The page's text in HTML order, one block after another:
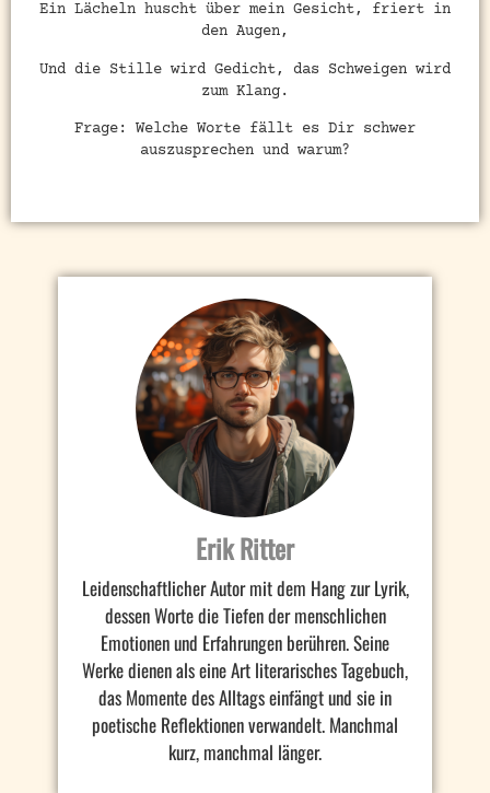
Ein Lächeln huscht über mein Gesicht, friert in
den Augen,
Und die Stille wird Gedicht, das Schweigen wird
zum Klang.
Frage: Welche Worte fällt es Dir schwer
auszusprechen und warum?
Erik Ritter
Leidenschaftlicher Autor mit dem Hang zur Lyrik,
dessen Worte die Tiefen der menschlichen
Emotionen und Erfahrungen berühren. Seine
Werke dienen als eine Art literarisches Tagebuch,
das Momente des Alltags einfängt und sie in
poetische Reflektionen verwandelt. Manchmal
kurz, manchmal länger.